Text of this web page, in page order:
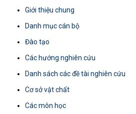
Giới thiệu chung
Danh mục cán bộ
Đào tạo
Các hướng nghiên cứu
Danh sách các đề tài nghiên cứu
Cơ sở vật chất
Các môn học